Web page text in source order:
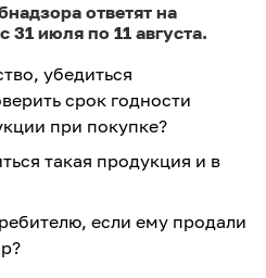
ответят на
31 июля по 11 августа.
убедиться
срок годности
при покупке?
такая продукция и в
если ему продали